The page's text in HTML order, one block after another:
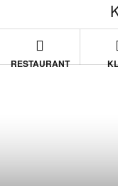
RESTAURANT